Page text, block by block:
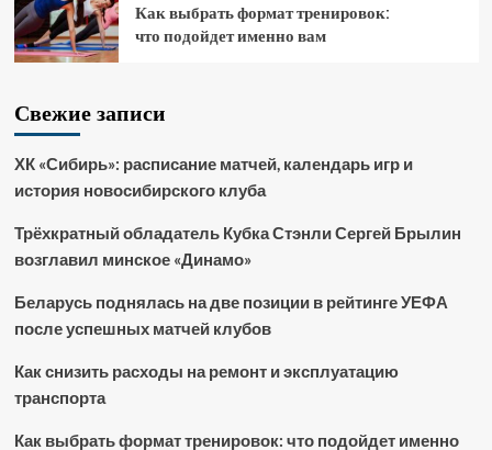
Как выбрать формат тренировок:
что подойдет именно вам
Свежие записи
ХК «Сибирь»: расписание матчей, календарь игр и
история новосибирского клуба
Трёхкратный обладатель Кубка Стэнли Сергей Брылин
возглавил минское «Динамо»
Беларусь поднялась на две позиции в рейтинге УЕФА
после успешных матчей клубов
Как снизить расходы на ремонт и эксплуатацию
транспорта
Как выбрать формат тренировок: что подойдет именно